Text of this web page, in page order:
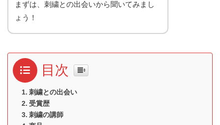
まずは、刺繍との出会いから聞いてみまし
ょう！
目次
刺繍との出会い
受賞歴
刺繍の講師